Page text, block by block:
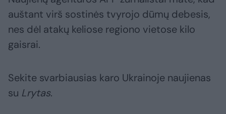
auštant virš sostinės tvyrojo dūmų debesis,
nes dėl atakų keliose regiono vietose kilo
gaisrai.
Sekite svarbiausias karo Ukrainoje naujienas
su Lrytas.​​​